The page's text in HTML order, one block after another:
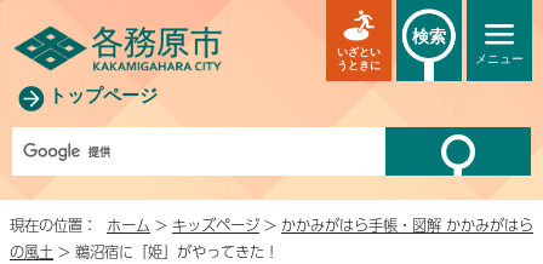
トップページ
メニュー
いざとい
うときに
検索
現在の位置： ホーム > キッズページ > かかみがはら手帳・図解 かかみがはら
の風土 > 鵜沼宿に「姫」がやってきた！